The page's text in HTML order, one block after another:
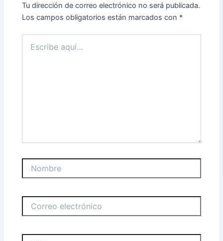
Tu dirección de correo electrónico no será publicada.
Los campos obligatorios están marcados con *
aquí...
electrónico